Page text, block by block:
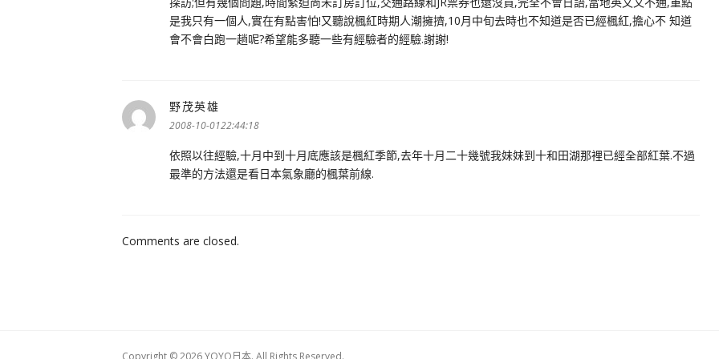
是我只有一個人,實在有點害怕!又聽說楓紅時期人潮擁擠,10月中旬去時也不知道是否已經楓紅,擔心不 知道
會不會白跑一趟呢?希望能多聽一些有經驗者的經驗.謝謝!
野茂英雄
示:
2008-10-0122:44:18
依照以往經驗,十月中到十月底應該是楓紅季節,去年十月二十幾號我妹妹到十和田湖那裡已經全部紅葉.不過
最準的方法還是看日本氣象廳的楓葉前線.
Comments are closed.
Copyright © 2026 YOYO日本. All Rights Reserved.